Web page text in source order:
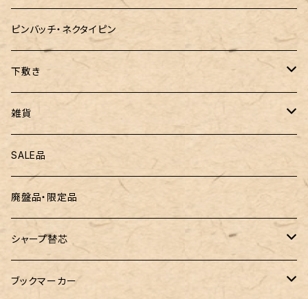
LAMY（ラミー）
ぺんてる
三菱鉛筆
ZEBRA（ゼブラ）
ROMEO（ロメオ）
こぶた工房
島田小割製材所
ピンバッチ・ネクタイピン
下敷き
専用リフィル
雑貨
黒板
跳び箱小物入れ
バランスゲーム（3種の木のおもちゃ）
どんぐりころころ（木のおもちゃ）
SALE品
廃盤品・限定品
シャープ替芯
ぺんてる
ブックマーカー